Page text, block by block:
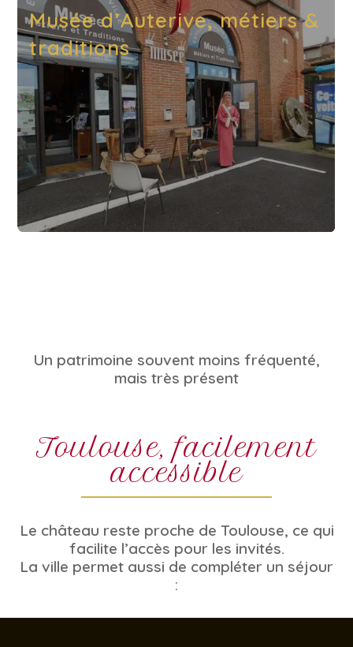
Musée d’Auterive, métiers &
traditions
Un patrimoine souvent moins fréquenté,
mais très présent
Toulouse, facilement
accessible
Le château reste proche de Toulouse, ce qui
facilite l’accès pour les invités.
La ville permet aussi de compléter un séjour
: